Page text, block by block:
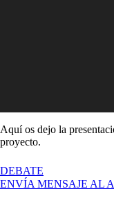
Aquí os dejo la
proyecto.
DEBATE
CONCEPTO
ENVÍA MENSAJE AL